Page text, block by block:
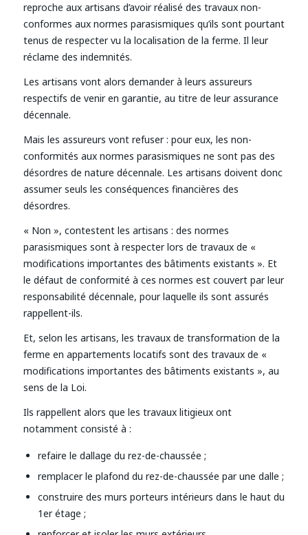
reproche aux artisans d’avoir réalisé des travaux non-
conformes aux normes parasismiques qu’ils sont pourtant
tenus de respecter vu la localisation de la ferme. Il leur
réclame des indemnités.
Les artisans vont alors demander à leurs assureurs
respectifs de venir en garantie, au titre de leur assurance
décennale.
Mais les assureurs vont refuser : pour eux, les non-
conformités aux normes parasismiques ne sont pas des
désordres de nature décennale. Les artisans doivent donc
assumer seuls les conséquences financières des
désordres.
« Non », contestent les artisans : des normes
parasismiques sont à respecter lors de travaux de «
modifications importantes des bâtiments existants ». Et
le défaut de conformité à ces normes est couvert par leur
responsabilité décennale, pour laquelle ils sont assurés
rappellent-ils.
Et, selon les artisans, les travaux de transformation de la
ferme en appartements locatifs sont des travaux de «
modifications importantes des bâtiments existants », au
sens de la Loi.
Ils rappellent alors que les travaux litigieux ont
notamment consisté à :
refaire le dallage du rez-de-chaussée ;
remplacer le plafond du rez-de-chaussée par une dalle ;
construire des murs porteurs intérieurs dans le haut du
1er étage ;